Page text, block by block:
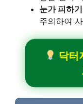
눈가 피하
주의하여
닥터